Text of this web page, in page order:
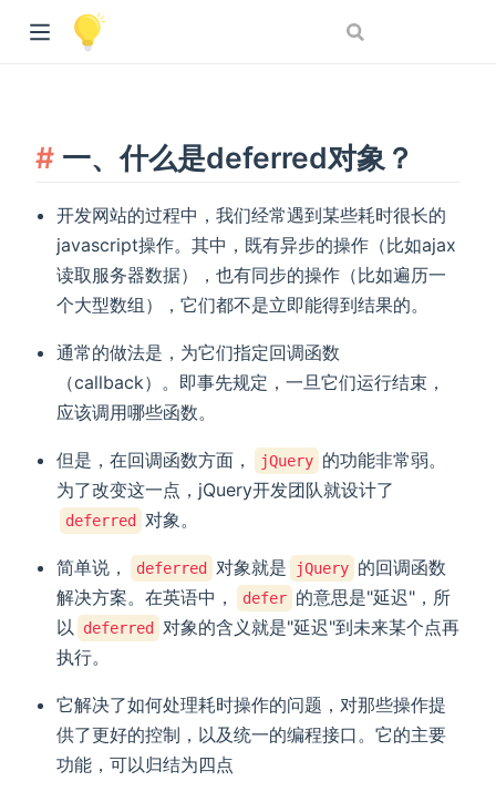
一、什么是deferred对象？
开发网站的过程中，我们经常遇到某些耗时很长的
javascript操作。其中，既有异步的操作（比如ajax
读取服务器数据），也有同步的操作（比如遍历一
个大型数组），它们都不是立即能得到结果的。
通常的做法是，为它们指定回调函数
（callback）。即事先规定，一旦它们运行结束，
应该调用哪些函数。
但是，在回调函数方面， jQuery 的功能非常弱。
为了改变这一点，jQuery开发团队就设计了
deferred 对象。
简单说， deferred 对象就是 jQuery 的回调函数
解决方案。在英语中，
defer 的意思是"延迟"，所
以
deferred
对象的含义就是"延迟"到未来某个点再
执行。
它解决了如何处理耗时操作的问题，对那些操作提
供了更好的控制，以及统一的编程接口。它的主要
功能，可以归结为四点